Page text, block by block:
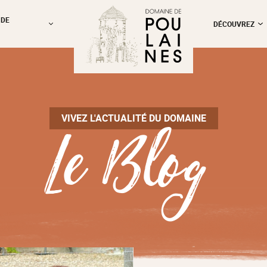
DÉCOUVREZ
VIVEZ L'ACTUALITÉ DU DOMAINE
Le Blog